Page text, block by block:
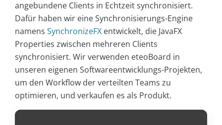
angebundene Clients in Echtzeit synchronisiert.
Dafür haben wir eine Synchronisierungs-Engine
namens SynchronizeFX entwickelt, die JavaFX
Properties zwischen mehreren Clients
synchronisiert. Wir verwenden eteoBoard in
unseren eigenen Softwareentwicklungs-Projekten,
um den Workflow der verteilten Teams zu
optimieren, und verkaufen es als Produkt.